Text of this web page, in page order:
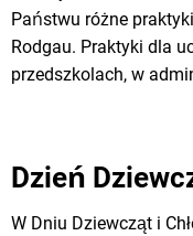
Państwu różne
Rodgau. Praktyki dla
przedszkolach, w
Dzień
W Dniu Dziewcząt i